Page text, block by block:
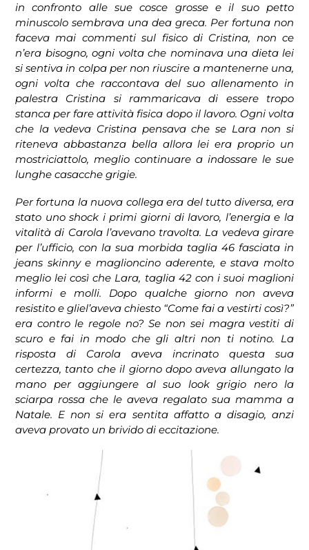
in confronto alle sue cosce grosse e il suo petto
minuscolo sembrava una dea greca. Per fortuna non
faceva mai commenti sul fisico di Cristina, non ce
n’era bisogno, ogni volta che nominava una dieta lei
si sentiva in colpa per non riuscire a mantenerne una,
ogni volta che raccontava del suo allenamento in
palestra Cristina si rammaricava di essere tropo
stanca per fare attività fisica dopo il lavoro. Ogni volta
che la vedeva Cristina pensava che se Lara non si
riteneva abbastanza bella allora lei era proprio un
mostriciattolo, meglio continuare a indossare le sue
lunghe casacche grigie.
Per fortuna la nuova collega era del tutto diversa, era
stato uno shock i primi giorni di lavoro, l’energia e la
vitalità di Carola l’avevano travolta. La vedeva girare
per l’ufficio, con la sua morbida taglia 46 fasciata in
jeans skinny e maglioncino aderente, e stava molto
meglio lei così che Lara, taglia 42 con i suoi maglioni
informi e molli. Dopo qualche giorno non aveva
resistito e gliel’aveva chiesto “Come fai a vestirti così?”
era contro le regole no? Se non sei magra vestiti di
scuro e fai in modo che gli altri non ti notino. La
risposta di Carola aveva incrinato questa sua
certezza, tanto che il giorno dopo aveva allungato la
mano per aggiungere al suo look grigio nero la
sciarpa rossa che le aveva regalato sua mamma a
Natale. E non si era sentita affatto a disagio, anzi
aveva provato un brivido di eccitazione.